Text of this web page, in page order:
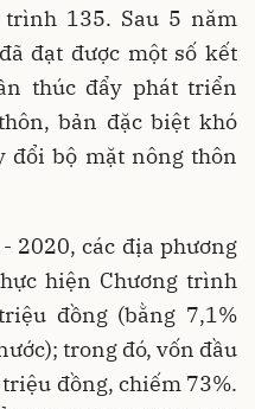
135. Sau 5 năm
đạt được một số kết
thúc đẩy phát triển
bản đặc biệt khó
đổi bộ mặt nông thôn
2020, các địa phương
hiện Chương trình
đồng (bằng 7,1%
trong đó, vốn đầu
đồng, chiếm 73%.